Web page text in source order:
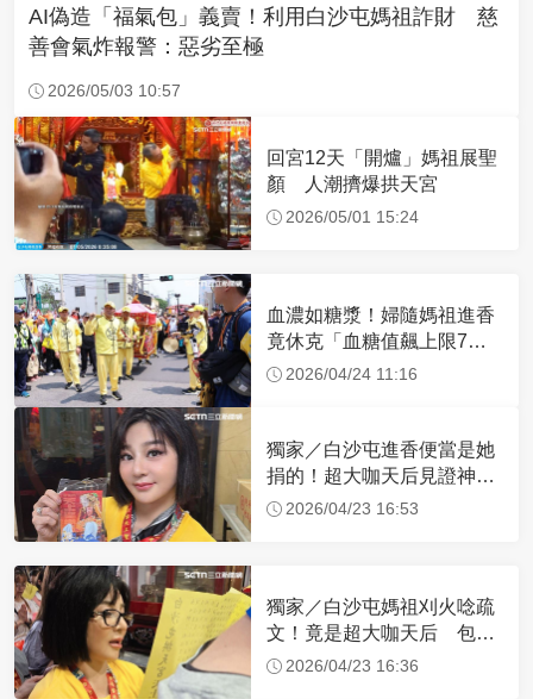
AI偽造「福氣包」義賣！利用白沙屯媽祖詐財 慈
善會氣炸報警：惡劣至極
2026/05/03 10:57
回宮12天「開爐」媽祖展聖
顏 人潮擠爆拱天宮
2026/05/01 15:24
血濃如糖漿！婦隨媽祖進香
竟休克「血糖值飆上限7
倍」 醫曝原因
2026/04/24 11:16
獨家／白沙屯進香便當是她
捐的！超大咖天后見證神
蹟 一靠近媽祖就爆哭
2026/04/23 16:53
獨家／白沙屯媽祖刈火唸疏
文！竟是超大咖天后 包尿
布忍尿5小時不喊累
2026/04/23 16:36